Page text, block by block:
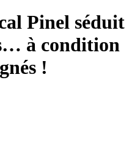
Pinel séduit
à condition
!